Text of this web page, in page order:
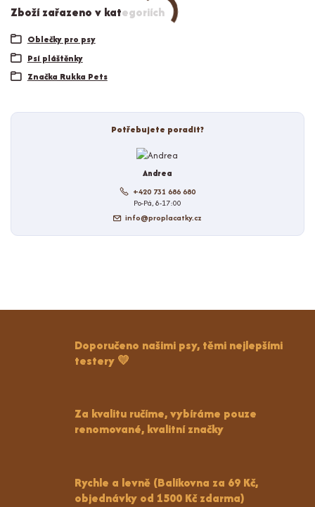
Zboží zařazeno v kategoriích
Oblečky pro psy
Psí pláštěnky
Značka Rukka Pets
Potřebujete poradit?
Andrea
+420 731 686 680
Po-Pá, 8-17:00
info@proplacatky.cz
Doporučeno našimi psy, těmi nejlepšími
testery 💛
Za kvalitu ručíme, vybíráme pouze
renomované, kvalitní značky
Rychle a levně (Balíkovna za 69 Kč,
objednávky od 1500 Kč zdarma)